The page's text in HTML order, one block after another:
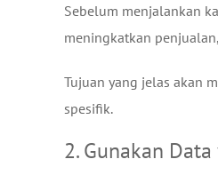
Sebelum menjalankan
meningkatkan
Tujuan yang jelas akan
spesifik.
2. Gunakan